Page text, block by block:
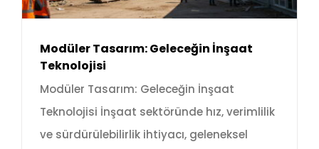
Modüler Tasarım: Geleceğin İnşaat
Teknolojisi
Modüler Tasarım: Geleceğin İnşaat
Teknolojisi İnşaat sektöründe hız, verimlilik
ve sürdürülebilirlik ihtiyacı, geleneksel